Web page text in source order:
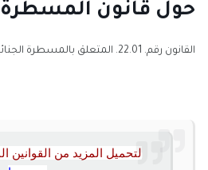
حول قانون المسطرة
القانون رقم. 22.01. المتعلق بالمسطرة الجنائية